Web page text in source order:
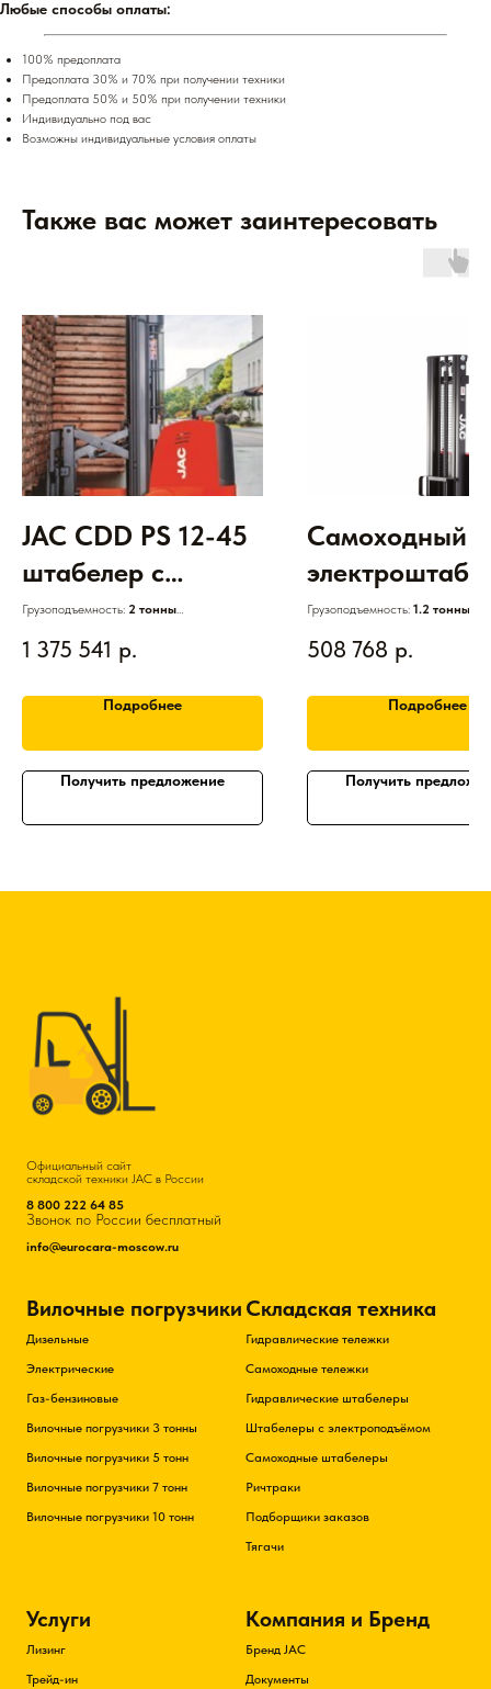
Любые способы оплаты:
100% предоплата
Предоплата 30% и 70% при получении техники
Предоплата 50% и 50% при получении техники
Индивидуально под вас
Возможны индивидуальные условия оплаты
Также вас может заинтересовать
JAC CDD PS 12-45
штабелер с
пантографом,
триплекс с сх EPS
Грузоподъемность: 2 тонны
АКБ: Свинцово-кислотная
1 375 541 р.
Подробнее
Получить предложение
Самоходный
поводкового
JAC CDD 12 -
Грузоподъемность: 1.2 тонны
АКБ:Свинцово-кислотная
508 768 р.
Подробнее
Получить
Официальный сайт
складской техники JAC в России
8 800 222 64 85
Звонок по России бесплатный
info@eurocara-moscow.ru
Вилочные погрузчики
Дизельные
Электрические
Газ-бензиновые
Вилочные погрузчики 3 тонны
Вилочные погрузчики 5 тонн
Вилочные погрузчики 7 тонн
Вилочные погрузчики 10 тонн
Складская техника
Гидравлические тележки
Самоходные тележки
Гидравлические штабелеры
Штабелеры с электроподъёмом
Самоходные штабелеры
Ричтраки
Подборщики заказов
Тягачи
Услуги
Лизинг
Трейд-ин
Компания и Бренд
Бренд JAC
Документы